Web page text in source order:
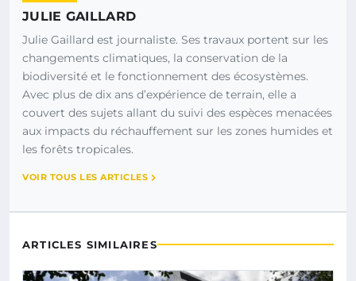
JULIE GAILLARD
Julie Gaillard est journaliste. Ses travaux portent sur les
changements climatiques, la conservation de la
biodiversité et le fonctionnement des écosystèmes.
Avec plus de dix ans d’expérience de terrain, elle a
couvert des sujets allant du suivi des espèces menacées
aux impacts du réchauffement sur les zones humides et
les forêts tropicales.
VOIR TOUS LES ARTICLES
ARTICLES SIMILAIRES